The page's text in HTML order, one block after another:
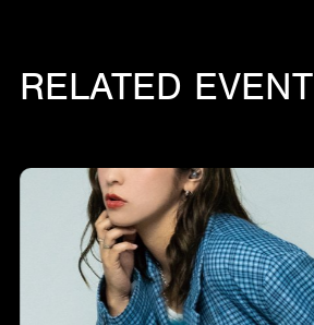
RELATED EVENT